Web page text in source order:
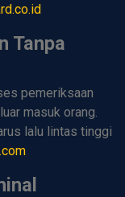
Tanpa
pemeriksaan
masuk orang.
lalu lintas tinggi